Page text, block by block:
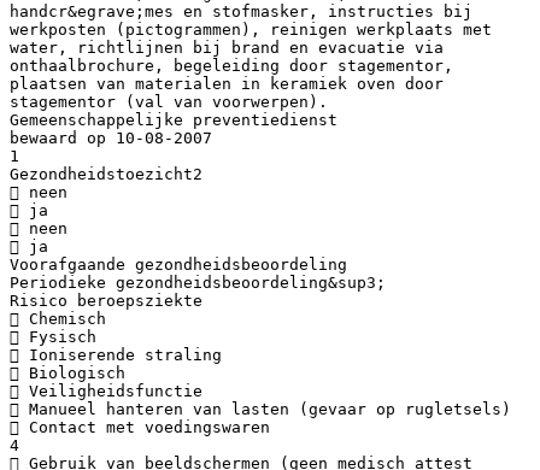
handcr&egrave;mes en stofmasker, instructies bij
werkposten (pictogrammen), reinigen werkplaats met
water, richtlijnen bij brand en evacuatie via
onthaalbrochure, begeleiding door stagementor,
plaatsen van materialen in keramiek oven door
stagementor (val van voorwerpen).
Gemeenschappelijke preventiedienst
bewaard op 10-08-2007
1
Gezondheidstoezicht2
 neen
 ja
 neen
 ja
Voorafgaande gezondheidsbeoordeling
Periodieke gezondheidsbeoordeling&sup3;
Risico beroepsziekte
 Chemisch
 Fysisch
 Ioniserende straling
 Biologisch
 Veiligheidsfunctie
 Manueel hanteren van lasten (gevaar op rugletsels)
 Contact met voedingswaren
4
 Gebruik van beeldschermen (geen medisch attest